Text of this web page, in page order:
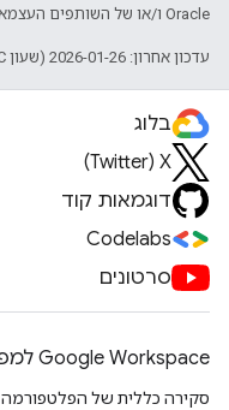
Oracle ו/או של השותפים העצמאיים שלה.
עדכון אחרון: 2026-01-26 (שעון UTC).
בלוג
X‏ (Twitter)
דוגמאות קוד
Codelabs
סרטונים
Google Workspace למפתחים
סקירה כללית של הפלטפורמה